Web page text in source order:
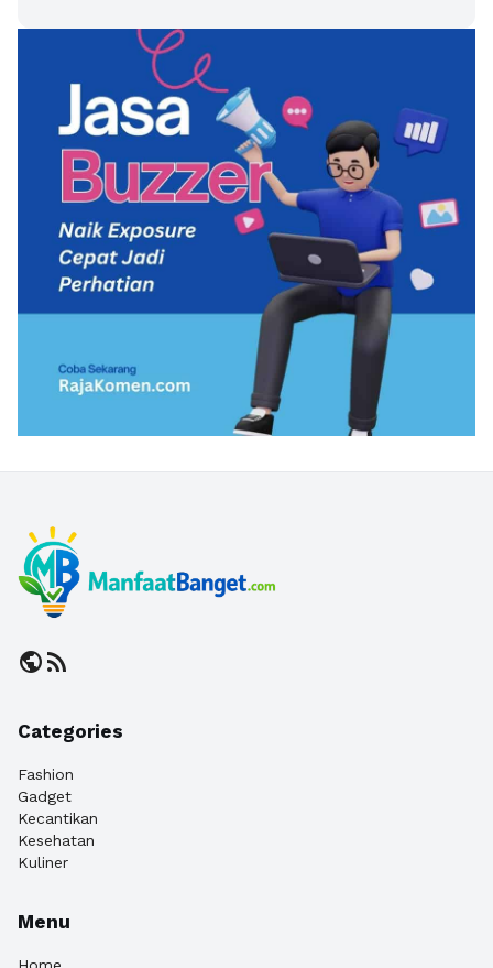
publicrss_feed
Categories
Fashion
Gadget
Kecantikan
Kesehatan
Kuliner
Menu